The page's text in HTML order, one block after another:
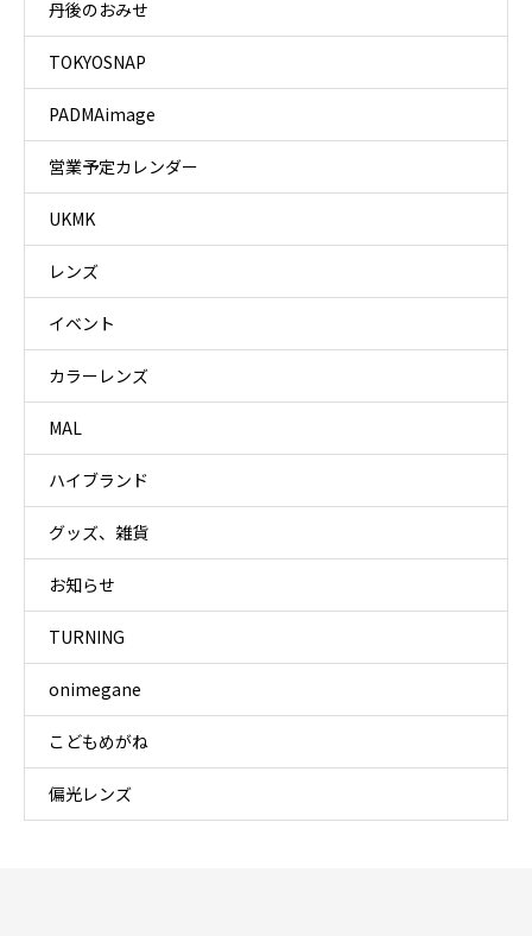
丹後のおみせ
TOKYOSNAP
PADMAimage
営業予定カレンダー
UKMK
レンズ
イベント
カラーレンズ
MAL
ハイブランド
グッズ、雑貨
お知らせ
TURNING
onimegane
こどもめがね
偏光レンズ